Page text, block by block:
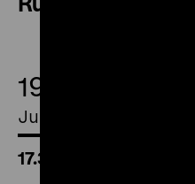
19.
Juni 2026
17.30 Uhr